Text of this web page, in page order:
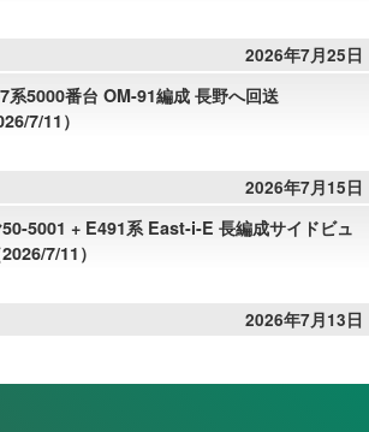
2026年7月25日
系5000番台 OM-91編成 長野へ回送
7/11）
2026年7月15日
5001 + E491系 East-i-E 長編成サイドビュ
7/11）
2026年7月13日